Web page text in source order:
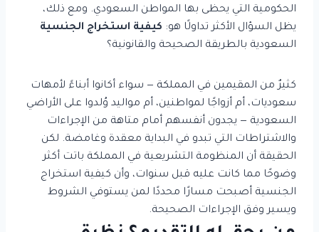
الحكومية التي يحظى بها المواطن السعودي. ومع ذلك،
يظل السؤال الأكثر تداولًا هو: كيفية استخراج الجنسية
السعودية بالطريقة الصحيحة والقانونية؟
كثيرٌ من المقيمين في المملكة — سواء أكانوا أبناءً لأمهات
سعوديات، أم أزواجًا لمواطنين، أم مواليد وُلدوا على الأراضي
السعودية — يجدون أنفسهم أمام متاهة من الإجراءات
والاشتراطات التي تبدو في البداية معقدة وغامضة. لكن
الحقيقة أن المنظومة التشريعية في المملكة باتت أكثر
وضوحًا مما كانت عليه قبل سنوات، وأن كيفية استخراج
الجنسية أصبحت مسارًا محددًا لمن يستوفي الشروط
ويسير وفق الإجراءات الصحيحة.